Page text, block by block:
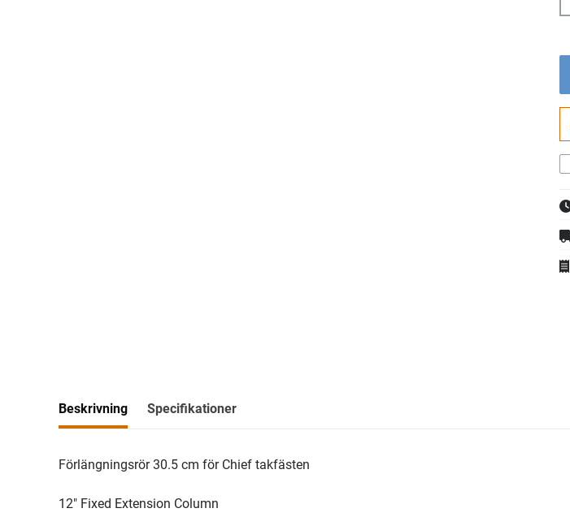
Beskrivning Specifikationer
Förlängningsrör 30.5 cm för Chief takfästen
12" Fixed Extension Column